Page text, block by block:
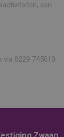
een
0229 745010.
Zwaag